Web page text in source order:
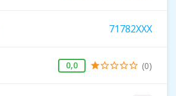
71782XXX
0,0 starstar_borderstar_borderstar_borderstar_border (0)